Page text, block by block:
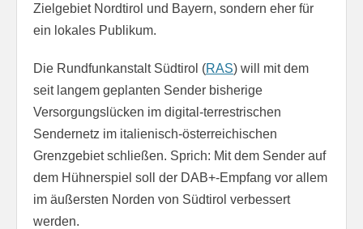
Zielgebiet Nordtirol und Bayern, sondern eher für
ein lokales Publikum.
Die Rundfunkanstalt Südtirol (RAS) will mit dem
seit langem geplanten Sender bisherige
Versorgungslücken im digital-terrestrischen
Sendernetz im italienisch-österreichischen
Grenzgebiet schließen. Sprich: Mit dem Sender auf
dem Hühnerspiel soll der DAB+-Empfang vor allem
im äußersten Norden von Südtirol verbessert
werden.